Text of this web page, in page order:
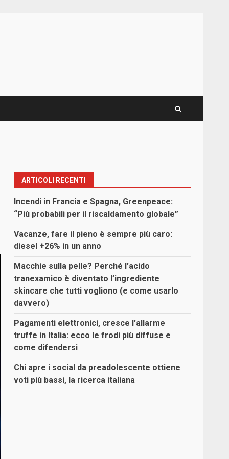
ARTICOLI RECENTI
Incendi in Francia e Spagna, Greenpeace:
“Più probabili per il riscaldamento globale”
Vacanze, fare il pieno è sempre più caro:
diesel +26% in un anno
Macchie sulla pelle? Perché l’acido
tranexamico è diventato l’ingrediente
skincare che tutti vogliono (e come usarlo
davvero)
Pagamenti elettronici, cresce l’allarme
truffe in Italia: ecco le frodi più diffuse e
come difendersi
Chi apre i social da preadolescente ottiene
voti più bassi, la ricerca italiana